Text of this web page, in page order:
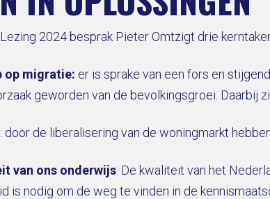
2024 besprak Pieter Omtzigt drie
op migratie: er is sprake van een fors en
geworden van de bevolkingsgroei. Daarbij
: door de liberalisering van de woningmarkt
van ons onderwijs: De kwaliteit van het
is nodig om de weg te vinden in de